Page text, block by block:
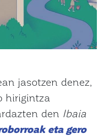
jasotzen denez,
hirigintza
den Ibaia
eta gero